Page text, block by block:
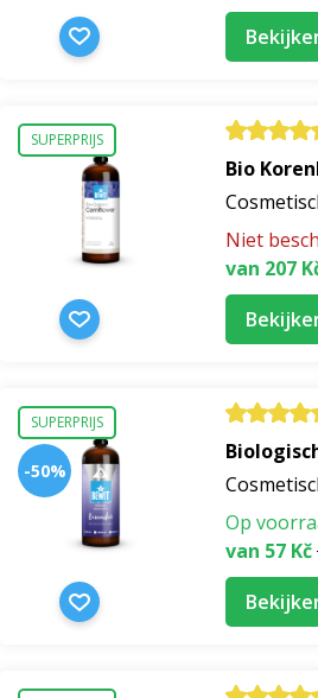
natuurlijke cosmetica
cosmetica kokosolie
cannabis cosmetica
cannabis cosmetica voor acne
cosmetica voor musea
cosmetica voor mannen op de
cosmetica voor vrouwen
cosmetica met arganolie
grimeren
SUPERPRIJS
Bio
Niet
van 207
SUPERPRIJS
-50%
Op
van 57 Kč